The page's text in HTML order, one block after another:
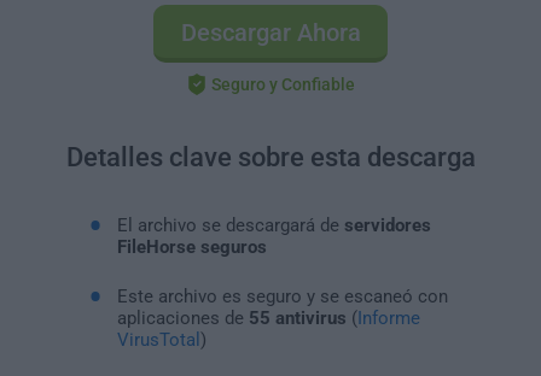
Descargar Ahora
Seguro y Confiable
Detalles clave sobre esta descarga
El archivo se descargará de servidores
FileHorse seguros
Este archivo es seguro y se escaneó con
aplicaciones de 55 antivirus (Informe
VirusTotal )